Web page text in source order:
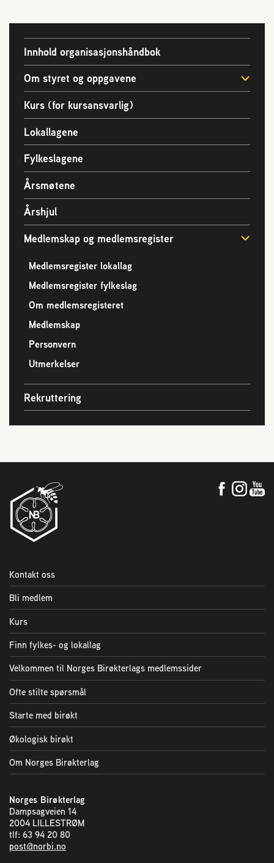
2004 Lillestrøm
TEL 63 94 20 80
post@norbi.no
Innhold organisasjonshåndbok
Om styret og oppgavene
Kurs (for kursansvarlig)
Lokallagene
Fylkeslagene
Årsmøtene
Årshjul
Medlemskap og medlemsregister
Medlemsregister lokallag
Medlemsregister fylkeslag
Om medlemsregisteret
Medlemskap
Personvern
Utmerkelser
Rekruttering
Kontakt oss
Bli medlem
Kurs
Finn fylkes- og lokallag
Velkommen til Norges Birøkterlags medlemssider
Ofte stilte spørsmål
Starte med birøkt
Økologisk birøkt
Om Norges Birøkterlag
Norges Birøkterlag
Dampsagveien 14
2004 LILLESTRØM
tlf: 63 94 20 80
post@norbi.no